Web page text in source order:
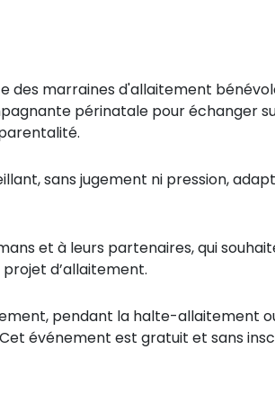
marraines d'allaitement
périnatale pour échanger
sans jugement ni pression,
et à leurs partenaires, qui
d’allaitement.
pendant la halte-allaitement
événement est gratuit et sans